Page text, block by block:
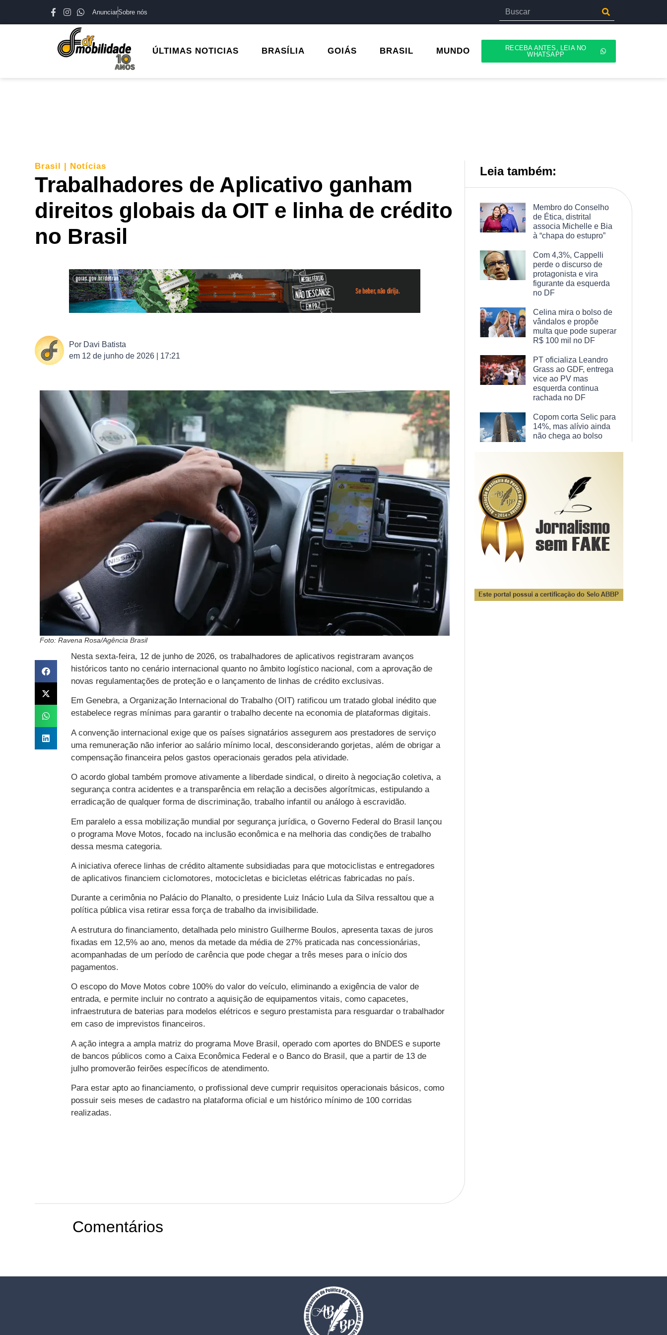
AnunciarSobre nós
ÚLTIMAS NOTICIAS BRASÍLIA GOIÁS BRASIL MUNDO
RECEBA ANTES, LEIA NO
WHATSAPP
Brasil | Notícias
Trabalhadores de Aplicativo ganham
direitos globais da OIT e linha de crédito
no Brasil
Por Davi Batista
em 12 de junho de 2026 | 17:21
Foto: Ravena Rosa/Agência Brasil
Nesta sexta-feira, 12 de junho de 2026, os trabalhadores de aplicativos registraram avanços
históricos tanto no cenário internacional quanto no âmbito logístico nacional, com a aprovação de
novas regulamentações de proteção e o lançamento de linhas de crédito exclusivas.
Em Genebra, a Organização Internacional do Trabalho (OIT) ratificou um tratado global inédito que
estabelece regras mínimas para garantir o trabalho decente na economia de plataformas digitais.
A convenção internacional exige que os países signatários assegurem aos prestadores de serviço
uma remuneração não inferior ao salário mínimo local, desconsiderando gorjetas, além de obrigar a
compensação financeira pelos gastos operacionais gerados pela atividade.
O acordo global também promove ativamente a liberdade sindical, o direito à negociação coletiva, a
segurança contra acidentes e a transparência em relação a decisões algorítmicas, estipulando a
erradicação de qualquer forma de discriminação, trabalho infantil ou análogo à escravidão.
Em paralelo a essa mobilização mundial por segurança jurídica, o Governo Federal do Brasil lançou
o programa Move Motos, focado na inclusão econômica e na melhoria das condições de trabalho
dessa mesma categoria.
A iniciativa oferece linhas de crédito altamente subsidiadas para que motociclistas e entregadores
de aplicativos financiem ciclomotores, motocicletas e bicicletas elétricas fabricadas no país.
Durante a cerimônia no Palácio do Planalto, o presidente Luiz Inácio Lula da Silva ressaltou que a
política pública visa retirar essa força de trabalho da invisibilidade.
A estrutura do financiamento, detalhada pelo ministro Guilherme Boulos, apresenta taxas de juros
fixadas em 12,5% ao ano, menos da metade da média de 27% praticada nas concessionárias,
acompanhadas de um período de carência que pode chegar a três meses para o início dos
pagamentos.
O escopo do Move Motos cobre 100% do valor do veículo, eliminando a exigência de valor de
entrada, e permite incluir no contrato a aquisição de equipamentos vitais, como capacetes,
infraestrutura de baterias para modelos elétricos e seguro prestamista para resguardar o trabalhador
em caso de imprevistos financeiros.
A ação integra a ampla matriz do programa Move Brasil, operado com aportes do BNDES e suporte
de bancos públicos como a Caixa Econômica Federal e o Banco do Brasil, que a partir de 13 de
julho promoverão feirões específicos de atendimento.
Para estar apto ao financiamento, o profissional deve cumprir requisitos operacionais básicos, como
possuir seis meses de cadastro na plataforma oficial e um histórico mínimo de 100 corridas
realizadas.
Leia também:
Membro do Conselho
de Ética, distrital
associa Michelle e Bia
à “chapa do estupro”
Com 4,3%, Cappelli
perde o discurso de
protagonista e vira
figurante da esquerda
no DF
Celina mira o bolso de
vândalos e propõe
multa que pode superar
R$ 100 mil no DF
PT oficializa Leandro
Grass ao GDF, entrega
vice ao PV mas
esquerda continua
rachada no DF
Copom corta Selic para
14%, mas alívio ainda
não chega ao bolso
Comentários